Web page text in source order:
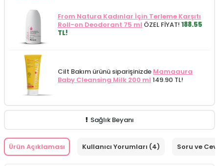
From Natura Kadınlar İçin Terleme Karşıtı
Roll-on Deodorant 75 ml ÖZEL FİYAT! 188.55
TL!
Cilt Bakım ürünü siparişinizde Mamaaura
Baby Cleansing Milk 200 ml 149.90 TL!
Sağlık Beyanı
Ürün Açıklaması Kullanıcı Yorumları (4) Soru ve